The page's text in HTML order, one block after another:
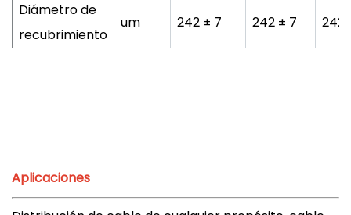
Diámetro de
recubrimiento
um 242 ± 7 242 ± 7 242
Aplicaciones